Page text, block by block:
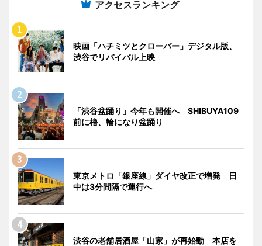
アクセスランキング
映画「ハチミツとクローバー」デジタル版、
渋谷でリバイバル上映
「渋谷盆踊り」今年も開催へ SHIBUYA109
前に櫓、輪になり盆踊り
東京メトロ「銀座線」ダイヤ改正で増発 日
中は3分間隔で運行へ
渋谷の老舗居酒屋「山家」が再始動 本店を